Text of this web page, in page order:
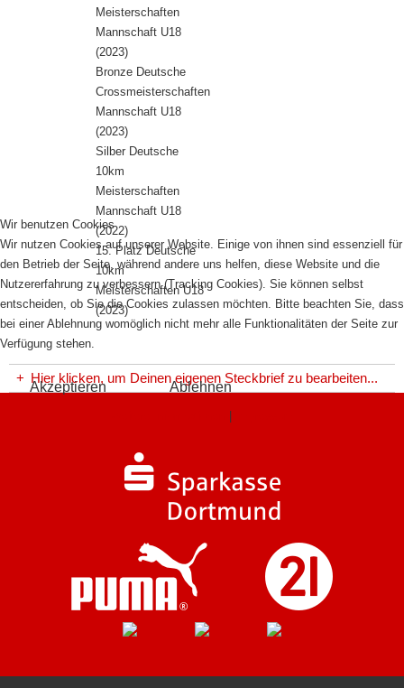
Meisterschaften
Mannschaft U18
(2023)
Bronze Deutsche
Crossmeisterschaften
Mannschaft U18
(2023)
Silber Deutsche
10km
Meisterschaften
Mannschaft U18
(2022)
15. Platz Deutsche
10km
Meisterschaften U18
(2023)
+ Hier klicken, um Deinen eigenen Steckbrief zu bearbeiten...
Wir benutzen Cookies
Wir nutzen Cookies auf unserer Website. Einige von ihnen sind essenziell für
den Betrieb der Seite, während andere uns helfen, diese Website und die
Nutzererfahrung zu verbessern (Tracking Cookies). Sie können selbst
entscheiden, ob Sie die Cookies zulassen möchten. Bitte beachten Sie, dass
bei einer Ablehnung womöglich nicht mehr alle Funktionalitäten der Seite zur
Verfügung stehen.
Akzeptieren Ablehnen
|